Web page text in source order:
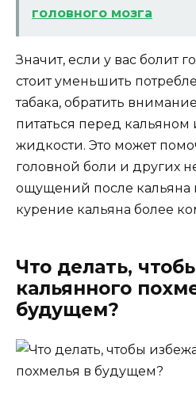
головного мозга
Значит, если у вас болит
стоит уменьшить
табака, обратить
питаться перед кальяном
жидкости. Это может
головной боли и других
ощущений после кальяна
курение кальяна более
Что делать,
кальянного
будущем?